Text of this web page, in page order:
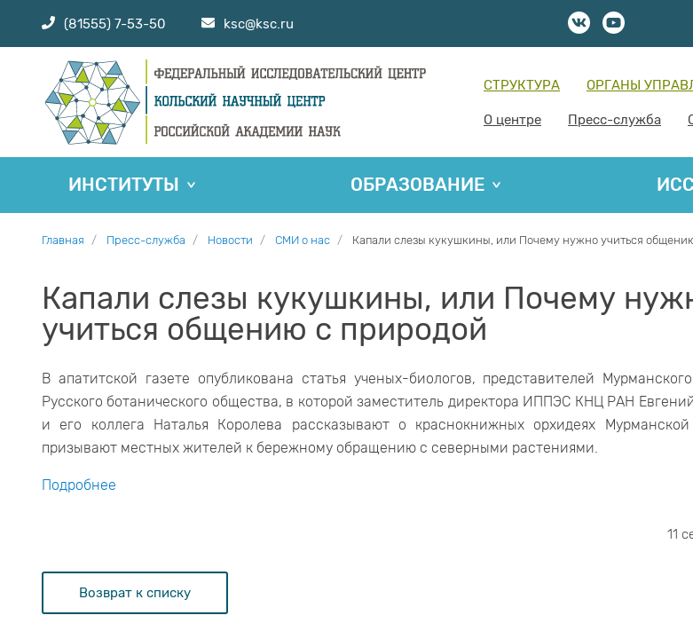
(81555) 7-53-50 ksc@ksc.ru
СТРУКТУРА ОРГАНЫ
О центре Пресс-служба
ИНСТИТУТЫ ОБРАЗОВАНИЕ
Главная Пресс-служба Новости СМИ о нас Капали слезы кукушкины, или Почему нужно учиться
Капали слезы кукушкины, или Почему
учиться общению с природой
В апатитской газете опубликована статья ученых-биологов, представителей
Русского ботанического общества, в которой заместитель директора ИППЭС КНЦ РАН
и его коллега Наталья Королева рассказывают о краснокнижных орхидеях
призывают местных жителей к бережному обращению с северными растениями.
Подробнее
11
Возврат к списку